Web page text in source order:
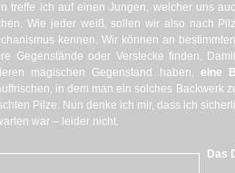
treffe ich auf einen Jungen, welcher uns
Wie jeder weiß, sollen wir also nach
kennen. Wir können an
Gegenstände oder Verstecke finden.
magischen Gegenstand haben, eine
in dem man ein solches Backwerk
Pilze. Nun denke ich mir, dass ich
war – leider nicht.
Das